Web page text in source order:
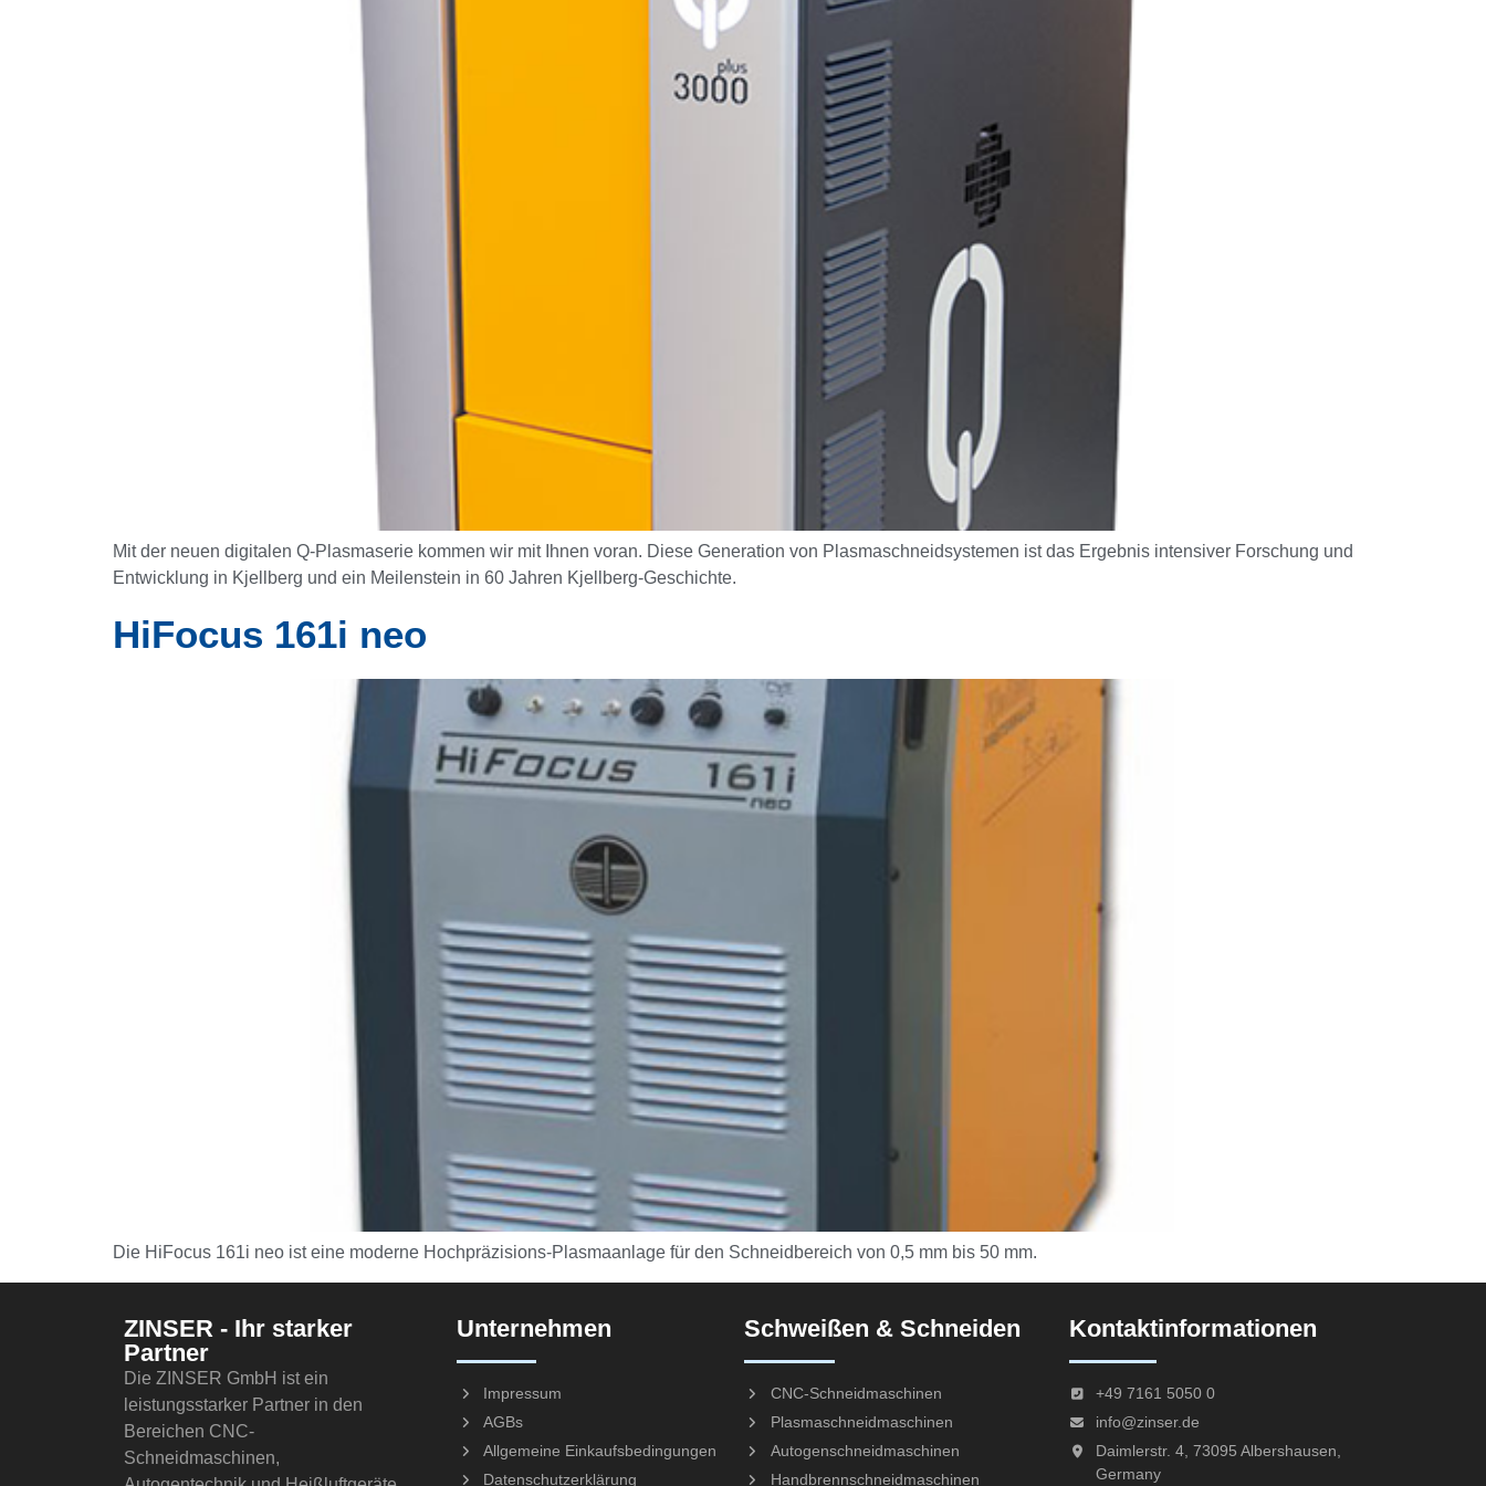
Mit der neuen digitalen Q-Plasmaserie kommen wir mit Ihnen voran. Diese Generation von Plasmaschneidsystemen ist das Ergebnis intensiver Forschung und
Entwicklung in Kjellberg und ein Meilenstein in 60 Jahren Kjellberg-Geschichte.
HiFocus 161i neo
Die HiFocus 161i neo ist eine moderne Hochpräzisions-Plasmaanlage für den Schneidbereich von 0,5 mm bis 50 mm.
ZINSER - Ihr starker
Partner
Die ZINSER GmbH ist ein
leistungsstarker Partner in den
Bereichen CNC-
Schneidmaschinen,
Unternehmen
Impressum
AGBs
Allgemeine Einkaufsbedingungen
Datenschutzerklärung
Schweißen & Schneiden
CNC-Schneidmaschinen
Plasmaschneidmaschinen
Autogenschneidmaschinen
Handbrennschneidmaschinen
Kontaktinformationen
+49 7161 5050 0
info@zinser.de
Daimlerstr. 4, 73095 Albershausen,
Germany